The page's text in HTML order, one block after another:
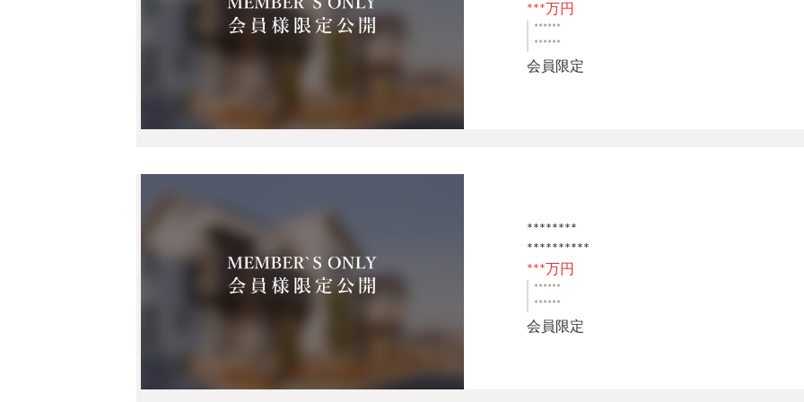
***万円
******
******
会員限定
********
**********
***万円
******
******
会員限定